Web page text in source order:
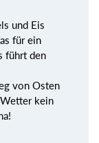
und Eis
für ein
führt den
von Osten
kein